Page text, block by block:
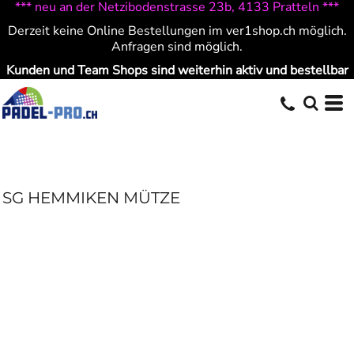
*** neu an der Netzibodenstrasse 23b, 4133 Pratteln ***
Derzeit keine Online Bestellungen im ver1shop.ch möglich.
Anfragen sind möglich.
Kunden und Team Shops sind weiterhin aktiv und bestellbar
SG HEMMIKEN MÜTZE